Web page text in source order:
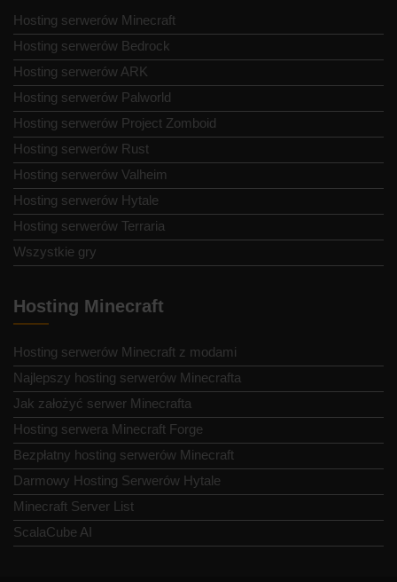
Hosting serwerów Minecraft
Hosting serwerów Bedrock
Hosting serwerów ARK
Hosting serwerów Palworld
Hosting serwerów Project Zomboid
Hosting serwerów Rust
Hosting serwerów Valheim
Hosting serwerów Hytale
Hosting serwerów Terraria
Wszystkie gry
Hosting Minecraft
Hosting serwerów Minecraft z modami
Najlepszy hosting serwerów Minecrafta
Jak założyć serwer Minecrafta
Hosting serwera Minecraft Forge
Bezpłatny hosting serwerów Minecraft
Darmowy Hosting Serwerów Hytale
Minecraft Server List
ScalaCube AI